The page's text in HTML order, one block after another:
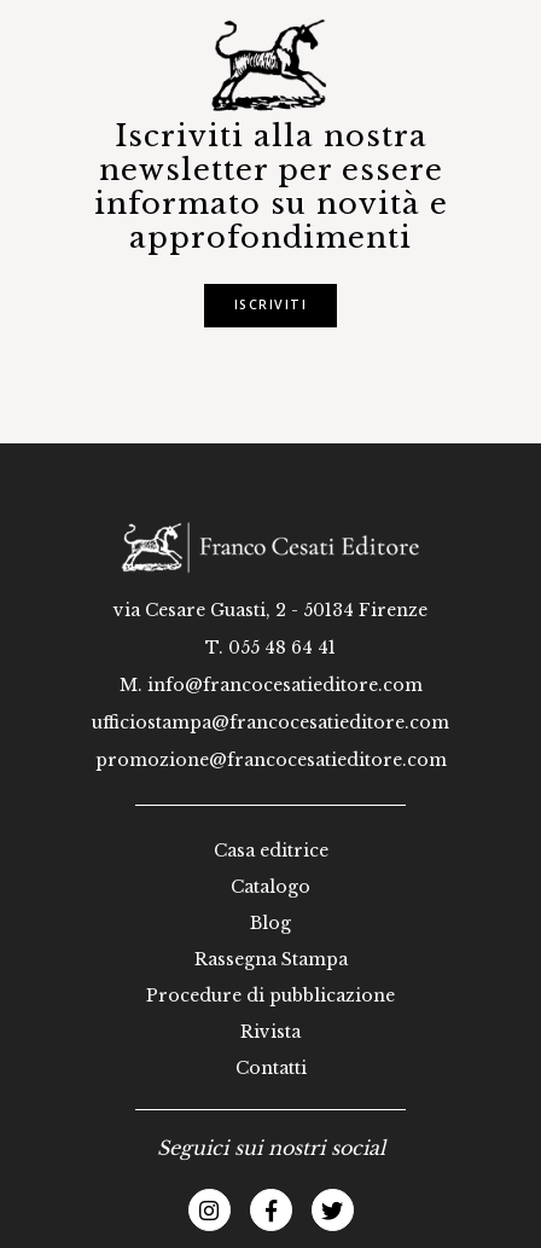
Iscriviti alla nostra
newsletter per essere
informato su novità e
approfondimenti
ISCRIVITI
via Cesare Guasti, 2 - 50134 Firenze
T. 055 48 64 41
M. info@francocesatieditore.com
ufficiostampa@francocesatieditore.com
promozione@francocesatieditore.com
Casa editrice
Catalogo
Blog
Rassegna Stampa
Procedure di pubblicazione
Rivista
Contatti
Seguici sui nostri social